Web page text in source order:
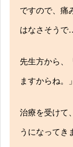
ですので、痛
はなさそうで
先生方から、
ますからね。
治療を受けて
うになってき